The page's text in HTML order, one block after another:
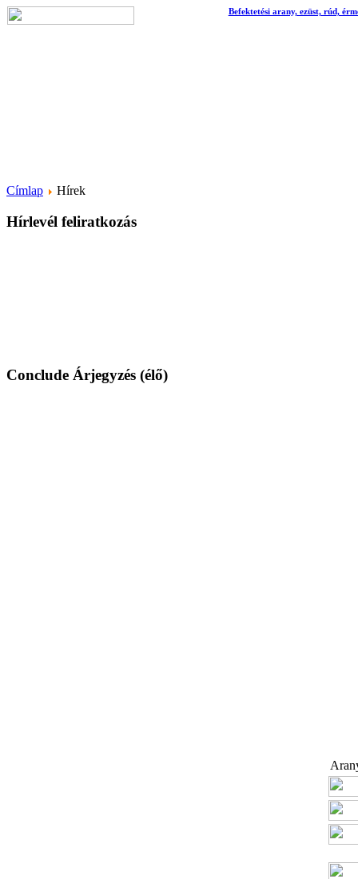
Befektetési arany, ezüst, rúd,
Címlap Hírek
Hírlevél feliratkozás
Conclude Árjegyzés (élő)